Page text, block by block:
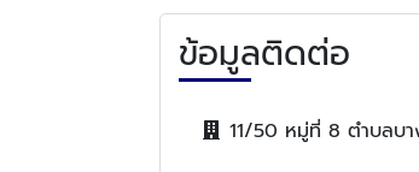
ข้อมูลติดต่อ
11/50 หมู่ที่ 8 ตำบลบา